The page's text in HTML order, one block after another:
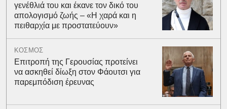
γενέθλιά του και έκανε τον δικό του
απολογισμό ζωής – «Η χαρά και η
πειθαρχία με προστατεύουν»
ΚΟΣΜΟΣ
Επιτροπή της Γερουσίας προτείνει
να ασκηθεί δίωξη στον Φάουτσι για
παρεμπόδιση έρευνας